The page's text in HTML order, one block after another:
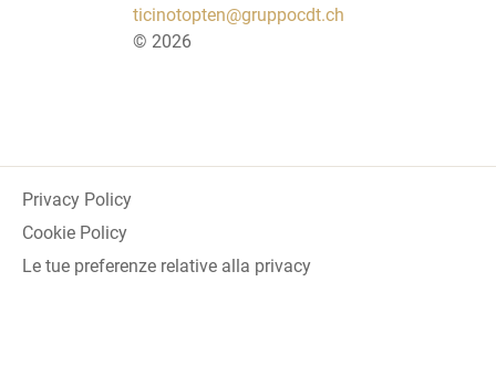
ticinotopten@gruppocdt.ch
© 2026
Privacy Policy
Cookie Policy
Le tue preferenze relative alla privacy